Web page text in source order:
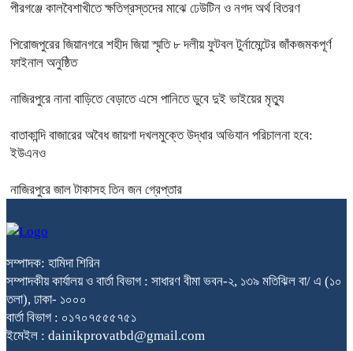
পীরগঞ্জে কালবৈশাখীতে ক্ষতিগ্রস্তদের মাঝে ঢেউটিন ও নগদ অর্থ বিতরণ
পিরোজপুরের জিয়ানগরে শহীদ জিয়া স্মৃতি ৮ দলীয় ফুটবল টুর্নামেন্টের জাঁকজমকপূর্ণ
ফাইনাল অনুষ্ঠিত
নাজিরপুরে নানা বাড়িতে বেড়াতে এসে পানিতে ডুবে দুই ভাইয়ের মৃত্যু
বাতাকান্দি বাজারের অবৈধ জায়গা দখলমুক্তে উদ্ধার অভিযান পরিচালনা হবে:
ইউএনও
নাজিরপুরে জাল টাকাসহ তিন জন গ্রেপ্তার
সম্পাদক: হামিদা শিরিন
সম্পাদকীয় কার্যালয় ও বার্তা বিভাগ : সাধারণ বীমা ভবন-২, ১৩৯ মতিঝিল বা/ এ (১০
তলা), ঢাকা- ১০০০
বার্তা বিভাগ : ০১৭০৭৫৫৫৭৫১
ইমেইল : dainikprovatbd@gmail.com